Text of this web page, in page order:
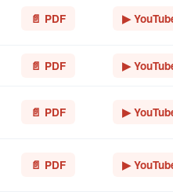
📄 PDF ▶
📄 PDF ▶
📄 PDF ▶
📄 PDF ▶